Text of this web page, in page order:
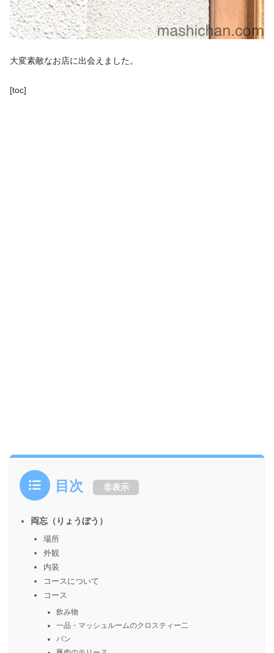
大変素敵なお店に出会えました。
[toc]
目次 非表示
両忘（りょうぼう）
場所
外観
内装
コースについて
コース
飲み物
一品・マッシュルームのクロスティー二
パン